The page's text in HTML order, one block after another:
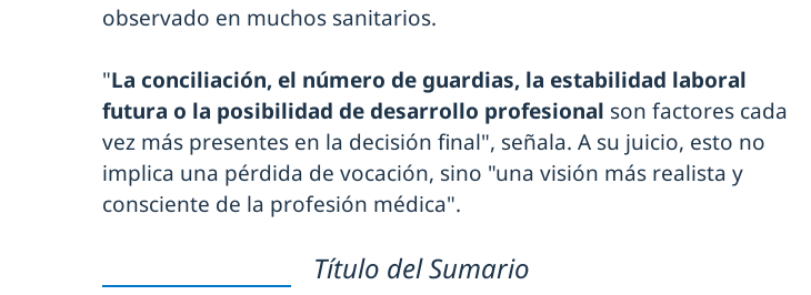
observado en muchos sanitarios.
"La conciliación, el número de guardias, la estabilidad laboral
futura o la posibilidad de desarrollo profesional son factores cada
vez más presentes en la decisión final", señala. A su juicio, esto no
implica una pérdida de vocación, sino "una visión más realista y
consciente de la profesión médica".
Título del Sumario